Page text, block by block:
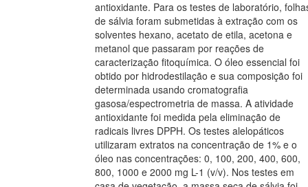
antioxidante. Para os testes de laboratório,
de sálvia foram submetidas à extração com os
solventes hexano, acetato de etila, acetona e
metanol que passaram por reações de
caracterização fitoquímica. O óleo essencial foi
obtido por hidrodestilação e sua composição foi
determinada usando cromatografia
gasosa/espectrometria de massa. A atividade
antioxidante foi medida pela eliminação de
radicais livres DPPH. Os testes alelopáticos
utilizaram extratos na concentração de 1% e o
óleo nas concentrações: 0, 100, 200, 400, 600,
800, 1000 e 2000 mg L-1 (v/v). Nos testes em